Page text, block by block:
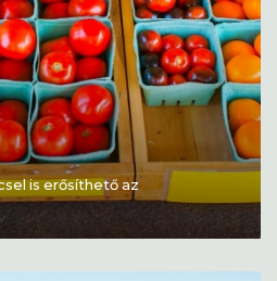
is erősíthető az